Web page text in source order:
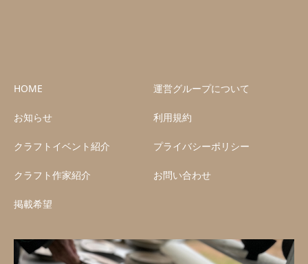
HOME
お知らせ
クラフトイベント紹介
クラフト作家紹介
掲載希望
運営グループについて
利用規約
プライバシーポリシー
お問い合わせ